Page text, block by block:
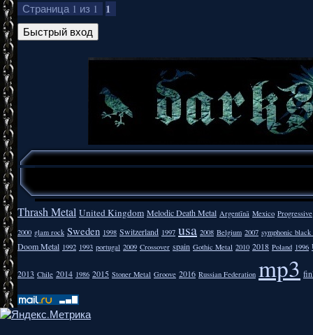
Страница 1 из 1 1
Thrash Metal United Kingdom Melodic Death Metal Argentīnā Mexico Progressive
2000 glam rock Sweden 1998 Switzerland 1997 usa 2008 Belgium 2007 symphonic
Doom Metal 1992 1993 portugal 2009 Crossover spain Gothic Metal 2010 2018 Poland 1996
2013 Chile 2014 1986 2015 Stoner Metal Groove 2016 Russian Federation mp3